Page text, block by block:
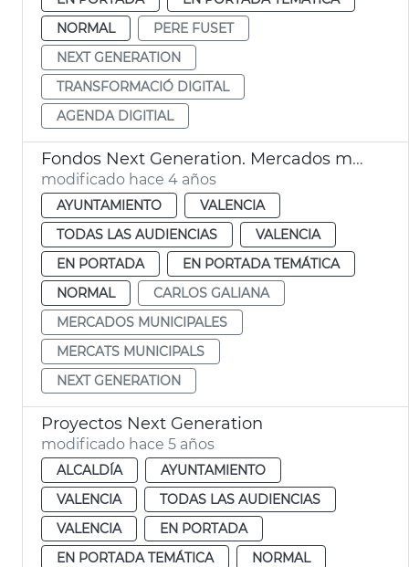
NORMAL
PERE FUSET
NEXT GENERATION
TRANSFORMACIÓ DIGITAL
AGENDA DIGITIAL
Fondos Next Generation. Mercados municipales
modificado hace 4 años
AYUNTAMIENTO
VALENCIA
TODAS LAS AUDIENCIAS
VALENCIA
EN PORTADA
EN PORTADA TEMÁTICA
NORMAL
CARLOS GALIANA
MERCADOS MUNICIPALES
MERCATS MUNICIPALS
NEXT GENERATION
Proyectos Next Generation
modificado hace 5 años
ALCALDÍA
AYUNTAMIENTO
VALENCIA
TODAS LAS AUDIENCIAS
VALENCIA
EN PORTADA
EN PORTADA TEMÁTICA
NORMAL